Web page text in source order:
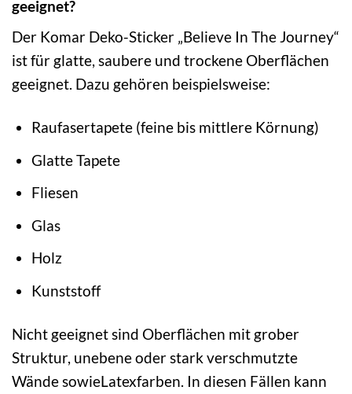
geeignet?
Der Komar Deko-Sticker „Believe In The Journey“
ist für glatte, saubere und trockene Oberflächen
geeignet. Dazu gehören beispielsweise:
Raufasertapete (feine bis mittlere Körnung)
Glatte Tapete
Fliesen
Glas
Holz
Kunststoff
Nicht geeignet sind Oberflächen mit grober
Struktur, unebene oder stark verschmutzte
Wände sowieLatexfarben. In diesen Fällen kann